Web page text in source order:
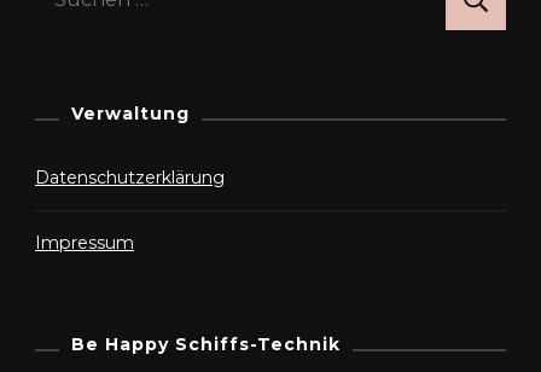
Verwaltung
Datenschutzerklärung
Impressum
Be Happy Schiffs-Technik